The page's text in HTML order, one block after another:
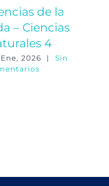
de la
– Ciencias
4
2026 |
Sin